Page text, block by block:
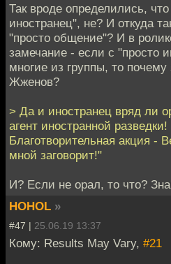
Так вроде определились,
иностранец", не? И откуда
"просто общение"? И в
замечание - если с "просто
многие из группы, то почему
Жженов?
> Да и иностранец вряд ли
агент иностранной
Благотворительная акция -
мной заговорит!"
И? Если не орал, то что?
HOHOL »
#47 | 25.06.19 13:37
Кому: Results May Vary, #21